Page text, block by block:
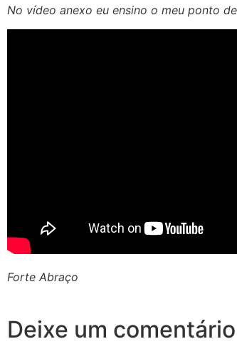
No vídeo anexo eu ensino o meu ponto
Forte Abraço
Deixe um comentário